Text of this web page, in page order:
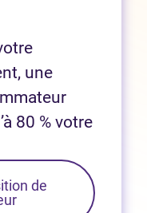
une
80 % votre
de